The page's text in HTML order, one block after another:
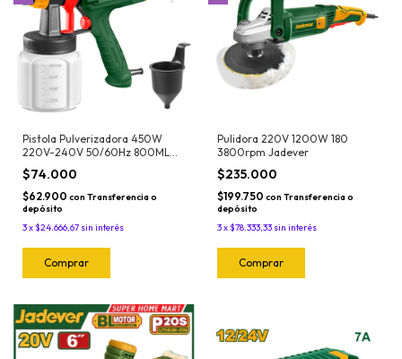
Pistola Pulverizadora 450W
220V-240V 50/60Hz 800ML
0,1 - 0,2bar700ml/min100DIN-
s Jadever
$74.000
$62.900 con Transferencia o
depósito
3x$24.666,67 sin interés
Pulidora 220V 1200W 180
3800rpm Jadever
$235.000
$199.750 con Transferencia o
depósito
3x$78.333,33 sin interés